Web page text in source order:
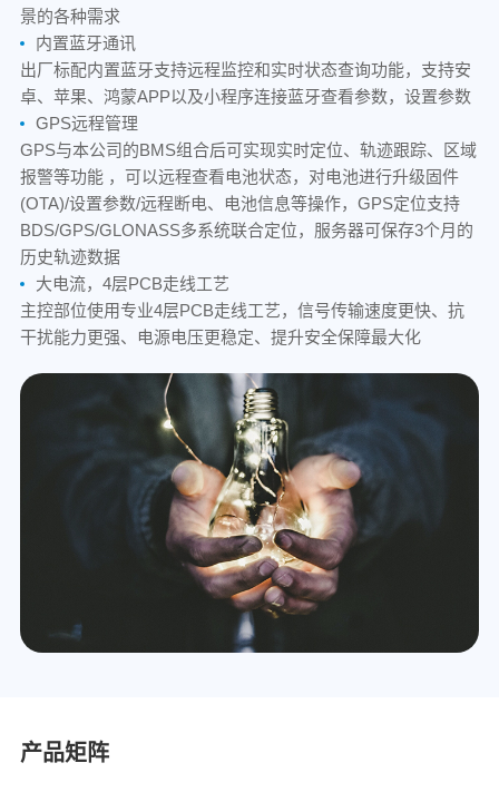
景的各种需求
内置蓝牙通讯
出厂标配内置蓝牙支持远程监控和实时状态查询功能，支持安
卓、苹果、鸿蒙APP以及小程序连接蓝牙查看参数，设置参数
GPS远程管理
GPS与本公司的BMS组合后可实现实时定位、轨迹跟踪、区域
报警等功能 ，可以远程查看电池状态，对电池进行升级固件
(OTA)/设置参数/远程断电、电池信息等操作，GPS定位支持
BDS/GPS/GLONASS多系统联合定位，服务器可保存3个月的
历史轨迹数据
大电流，4层PCB走线工艺
主控部位使用专业4层PCB走线工艺，信号传输速度更快、抗
干扰能力更强、电源电压更稳定、提升安全保障最大化
产品矩阵